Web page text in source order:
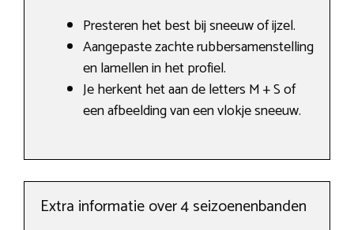
Presteren het best bij sneeuw of ijzel.
Aangepaste zachte rubbersamenstelling
en lamellen in het profiel.
Je herkent het aan de letters M + S of
een afbeelding van een vlokje sneeuw.
Extra informatie over 4 seizoenenbanden